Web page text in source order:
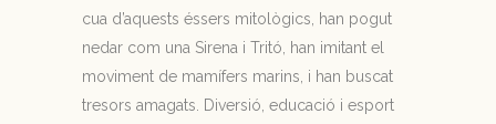
cua d’aquests éssers mitològics, han pogut
nedar com una Sirena i Tritó, han imitant el
moviment de mamífers marins, i han buscat
tresors amagats. Diversió, educació i esport